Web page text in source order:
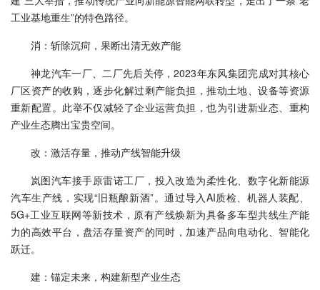
工业基地重生”的特色路径。
消：斩除沉疴，果断出清无效产能
神龙汽车一厂、二厂先后关停，2023年东风集团完成对其核心
厂区资产的收购，逐步化解过剩产能负担，推动土地、设备等资源
重新配置。此举不仅减轻了企业运营负担，也为引进新业态、重构
产业生态腾出宝贵空间。
改：激活存量，推动产线智能升级
岚图汽车接手原雷诺工厂，投入改造为柔性化、数字化新能源
汽车生产线，实现“旧瓶酿新酒”。通过导入AI质检、机器人装配、
5G+工业互联网等新技术，原有产线焕新为具备多车型共线生产能
力的高效平台，盘活存量资产的同时，加速产品向电动化、智能化
跃迁。
建：锚定未来，构建新型产业生态